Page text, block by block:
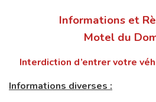
Informations et
Motel du
Interdiction d’entrer votre
Informations diverses :